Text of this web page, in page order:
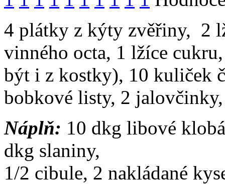
4 plátky z kýty zvěřiny, 2
vinného octa, 1 lžíce
být i z kostky), 10 kuliček
bobkové listy, 2
Náplň: 10 dkg libové
dkg slaniny,
1/2 cibule, 2 nakládané